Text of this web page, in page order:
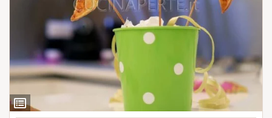
Ingredienti